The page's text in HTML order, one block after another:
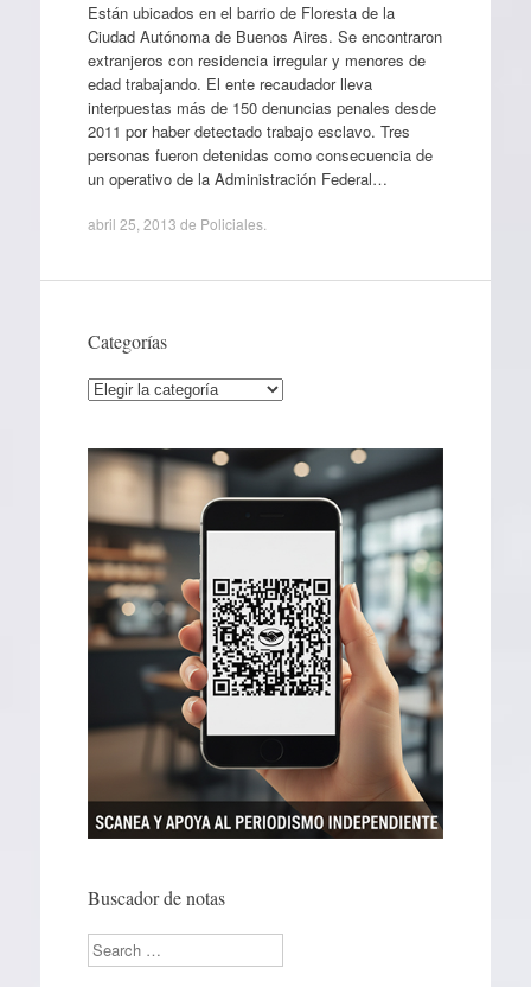
Están ubicados en el barrio de Floresta de la
Ciudad Autónoma de Buenos Aires. Se encontraron
extranjeros con residencia irregular y menores de
edad trabajando. El ente recaudador lleva
interpuestas más de 150 denuncias penales desde
2011 por haber detectado trabajo esclavo. Tres
personas fueron detenidas como consecuencia de
un operativo de la Administración Federal…
abril 25, 2013 de Policiales.
Categorías
Categorías
Buscador de notas
Search